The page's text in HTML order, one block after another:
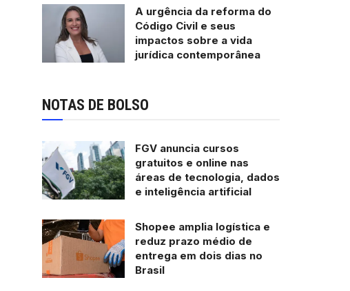
A urgência da reforma do
Código Civil e seus
impactos sobre a vida
jurídica contemporânea
NOTAS DE BOLSO
FGV anuncia cursos
gratuitos e online nas
áreas de tecnologia, dados
e inteligência artificial
Shopee amplia logística e
reduz prazo médio de
entrega em dois dias no
Brasil